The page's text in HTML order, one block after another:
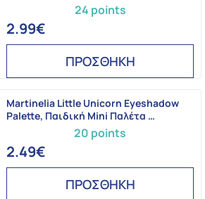
24 points
2.99€
ΠΡΟΣΘΗΚΗ
20 points
Martinelia Little Unicorn Eyeshadow
Palette, Παιδική Mini Παλέτα …
2.49€
ΠΡΟΣΘΗΚΗ